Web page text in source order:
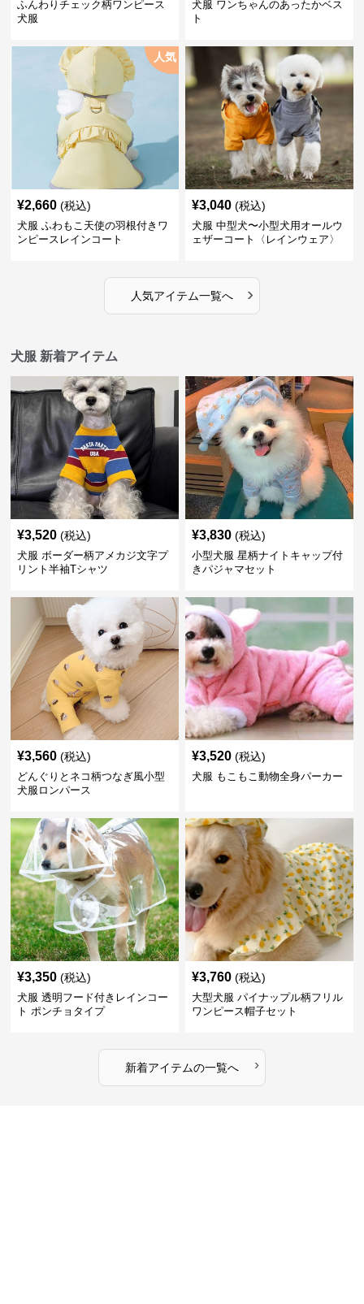
ふんわりチェック柄ワンピース
犬服
犬服 ワンちゃんのあったかベス
ト
人気
¥2,660 (税込)
犬服 ふわもこ天使の羽根付きワ
ンピースレインコート
¥3,040 (税込)
犬服 中型犬〜小型犬用オールウ
ェザーコート〈レインウェア〉
人気アイテム一覧へ ›
犬服 新着アイテム
¥3,520 (税込)
犬服 ボーダー柄アメカジ文字プ
リント半袖Tシャツ
¥3,830 (税込)
小型犬服 星柄ナイトキャップ付
きパジャマセット
¥3,560 (税込)
どんぐりとネコ柄つなぎ風小型
犬服ロンパース
¥3,520 (税込)
犬服 もこもこ動物全身パーカー
¥3,350 (税込)
犬服 透明フード付きレインコー
ト ポンチョタイプ
¥3,760 (税込)
大型犬服 パイナップル柄フリル
ワンピース帽子セット
新着アイテムの一覧へ ›